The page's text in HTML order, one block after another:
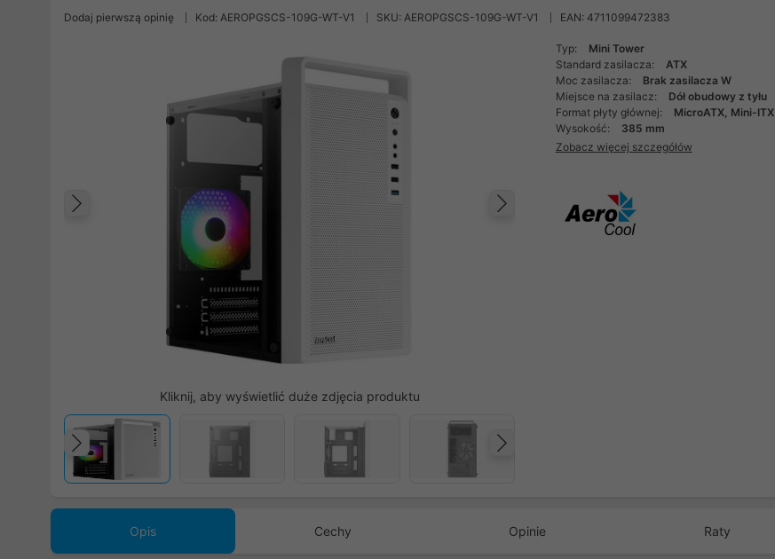
Dodaj pierwszą opinię Kod: AEROPGSCS-109G-WT-V1 SKU: AEROPGSCS-109G-WT-V1 EAN: 4711099472383
Następny
Poprzedni
Kliknij, aby wyświetlić duże zdjęcia produktu
Poprzedni
Typ:
Mini Tower
Standard zasilacza:
ATX
Moc zasilacza:
Brak zasilacza W
Miejsce na zasilacz:
Dół obudowy z tyłu
Format płyty głównej:
MicroATX, Mini-ITX
Wysokość:
385 mm
Zobacz więcej szczegółów
Opis Cechy Opinie Raty